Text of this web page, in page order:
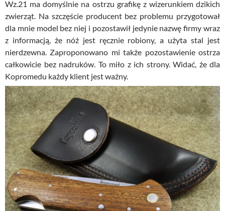
Wz.21 ma domyślnie na ostrzu grafikę z wizerunkiem dzikich
zwierząt. Na szczęście producent bez problemu przygotował
dla mnie model bez niej i pozostawił jedynie nazwę firmy wraz
z informacją, że nóż jest ręcznie robiony, a użyta stal jest
nierdzewna. Zaproponowano mi także pozostawienie ostrza
całkowicie bez nadruków. To miło z ich strony. Widać, że dla
Kopromedu każdy klient jest ważny.